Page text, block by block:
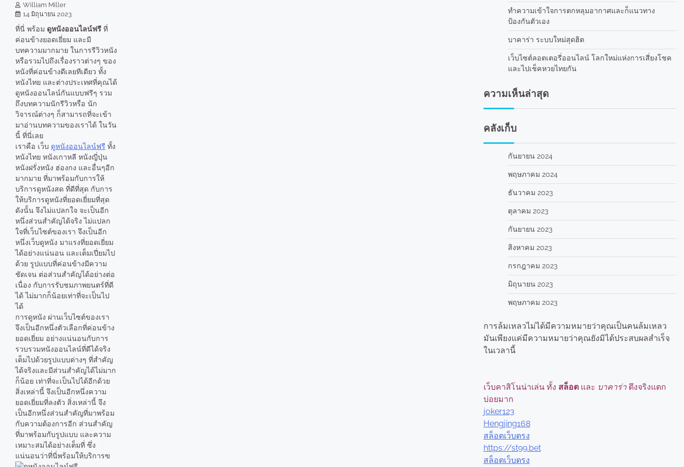
William Miller
14 มิถุนายน 2023
ที่นี่ พร้อม ดูหนังออนไลน์ฟรี ที่
ค่อนข้างยอดเยี่ยม และมี
บทความมากมาย ในการรีวิวหนัง
หรือรวมไปถึงเรื่องราวต่างๆ ของ
หนังที่ค่อนข้างดีเลยทีเดียว ทั้ง
หนังไทย และต่างประเทศที่คุณได้
ดูหนังออนไลน์กันแบบฟรีๆ รวม
ถึงบทความนักรีวิวหรือ นัก
วิจารณ์ต่างๆ ก็สามารถที่จะเข้า
มาอ่านบทความของเราได้ ในวัน
นี้ ที่นี่เลย
เราคือ เว็บ ดูหนังออนไลน์ฟรี ทั้ง
หนังไทย หนังเกาหลี หนังญี่ปุ่น
หนังฝรั่งหนัง ฮ่องกง และอื่นๆอีก
มากมาย ที่มาพร้อมกับการให้
บริการดูหนังสด ที่ดีที่สุด กับการ
ให้บริการดูหนังที่ยอดเยี่ยมที่สุด
ดังนั้น จึงไม่แปลกใจ จะเป็นอีก
หนึ่งส่วนสำคัญได้จริง ไม่แปลก
ใจที่เว็บไซต์ของเรา จึงเป็นอีก
หนึ่งเว็บดูหนัง มาแรงที่ยอดเยี่ยม
ได้อย่างแน่นอน และเต็มเปี่ยมไป
ด้วย รูปแบบที่ค่อนข้างมีความ
ชัดเจน ต่อส่วนสำคัญได้อย่างต่อ
เนื่อง กับการรับชมภาพยนตร์ที่ดี
ได้ ไม่มากก็น้อยเท่าที่จะเป็นไป
ได้
การดูหนัง ผ่านเว็บไซต์ของเรา
จึงเป็นอีกหนึ่งตัวเลือกที่ค่อนข้าง
ยอดเยี่ยม อย่างแน่นอนกับการ
รวบรวมหนังออนไลน์ที่ดีได้จริง
เต็มไปด้วยรูปแบบต่างๆ ที่สำคัญ
ได้จริงและมีส่วนสำคัญได้ไม่มาก
ก็น้อย เท่าที่จะเป็นไปได้อีกด้วย
สิ่งเหล่านี้ จึงเป็นอีกหนึ่งความ
ยอดเยี่ยมที่ลงตัว สิ่งเหล่านี้ จึง
เป็นอีกหนึ่งส่วนสำคัญที่มาพร้อม
กับความต้องการอีก ส่วนสำคัญ
ที่มาพร้อมกับรูปแบบ และความ
เหมาะสมได้อย่างเต็มที่ ซึ่ง
แน่นอนว่าที่นี่พร้อมให้บริการฃ
ทำความเข้าใจการตกหลุมอากาศและก็แนวทาง
ป้องกันตัวเอง
บาคาร่า ระบบใหม่สุดฮิต
เว็บไซต์ลอตเตอรี่ออนไลน์ โลกใหม่แห่งการเสี่ยงโชค
และไปเช็คหวยไทยกัน
ความเห็นล่าสุด
คลังเก็บ
กันยายน 2024
พฤษภาคม 2024
ธันวาคม 2023
ตุลาคม 2023
กันยายน 2023
สิงหาคม 2023
กรกฎาคม 2023
มิถุนายน 2023
พฤษภาคม 2023
การล้มเหลวไม่ได้มีความหมายว่าคุณเป็นคนล้มเหลว
มันเพียงแค่มีความหมายว่าคุณยังมิได้ประสบผลสำเร็จ
ในเวลานี้
เว็บคาสิโนน่าเล่น ทั้ง สล็อตและ บาคาร่าตึงจริงแตก
บ่อยมาก
joker123
Hengjing168
สล็อตเว็บตรง
https://st99.bet
สล็อตเว็บตรง